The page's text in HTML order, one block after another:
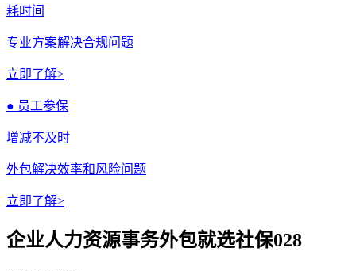
耗时间
专业方案解决合规问题
立即了解>
● 员工参保
增减不及时
外包解决效率和风险问题
立即了解>
企业人力资源事务外包就选社保028